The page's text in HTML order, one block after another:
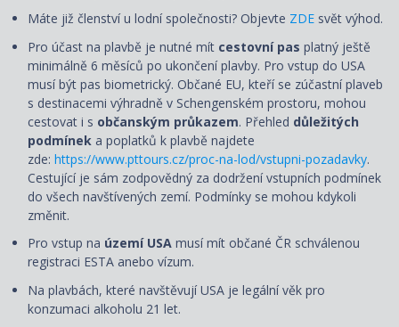
Máte již členství u lodní společnosti? Objevte ZDE svět výhod.
Pro účast na plavbě je nutné mít cestovní pas platný ještě
minimálně 6 měsíců po ukončení plavby. Pro vstup do USA
musí být pas biometrický. Občané EU, kteří se zúčastní plaveb
s destinacemi výhradně v Schengenském prostoru, mohou
cestovat i s občanským průkazem. Přehled důležitých
podmínek a poplatků k plavbě najdete
zde: https://www.pttours.cz/proc-na-lod/vstupni-pozadavky.
Cestující je sám zodpovědný za dodržení vstupních podmínek
do všech navštívených zemí. Podmínky se mohou kdykoli
změnit.
Pro vstup na území USA musí mít občané ČR schválenou
registraci ESTA anebo vízum.
Na plavbách, které navštěvují USA je legální věk pro
konzumaci alkoholu 21 let.